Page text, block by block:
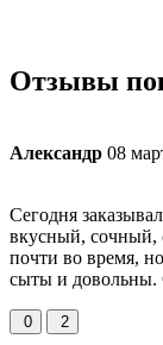
Отзывы
Александр 08
Сегодня
вкусный, сочный,
почти во время,
сыты и довольны.
0 2